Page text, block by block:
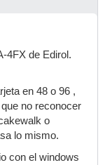
4FX de Edirol.
en 48 o 96 ,
no reconocer
o
lo mismo.
con el windows